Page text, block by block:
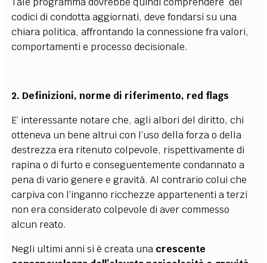
codici di condotta aggiornati, deve fondarsi su una
chiara politica, affrontando la connessione fra valori,
comportamenti e processo decisionale.
2. Definizioni, norme di riferimento, red flags
E’ interessante notare che, agli albori del diritto, chi
otteneva un bene altrui con l’uso della forza o della
destrezza era ritenuto colpevole, rispettivamente di
rapina o di furto e conseguentemente condannato a
pena di vario genere e gravità. Al contrario colui che
carpiva con l’inganno ricchezze appartenenti a terzi
non era considerato colpevole di aver commesso
alcun reato.
Negli ultimi anni si è creata una crescente